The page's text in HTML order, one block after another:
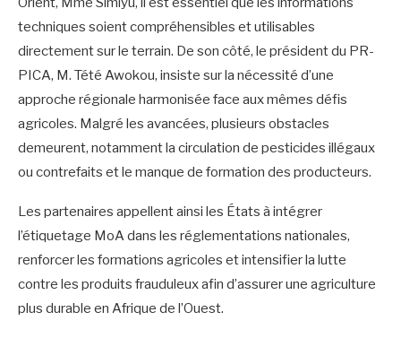
techniques soient compréhensibles et utilisables
directement sur le terrain. De son côté, le président du PR-
PICA, M. Tété Awokou, insiste sur la nécessité d’une
approche régionale harmonisée face aux mêmes défis
agricoles. Malgré les avancées, plusieurs obstacles
demeurent, notamment la circulation de pesticides illégaux
ou contrefaits et le manque de formation des producteurs.
Les partenaires appellent ainsi les États à intégrer
l’étiquetage MoA dans les réglementations nationales,
renforcer les formations agricoles et intensifier la lutte
contre les produits frauduleux afin d’assurer une agriculture
plus durable en Afrique de l’Ouest.